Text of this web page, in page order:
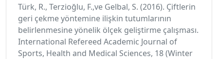
Türk, R., Terzioğlu, F.,ve Gelbal, S. (2016). Çiftlerin
geri çekme yöntemine ilişkin tutumlarının
belirlenmesine yönelik ölçek geliştirme çalışması.
International Refereed Academic Journal of
Sports, Health and Medical Sciences, 18 (Winter